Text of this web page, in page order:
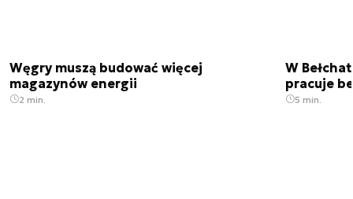
Węgry muszą budować więcej
magazynów energii
2 min.
W
pracuje
5 min.